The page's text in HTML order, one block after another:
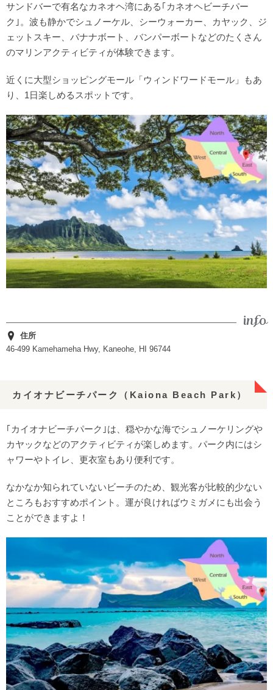
サンドバーで有名なカネオヘ湾にある｢カネオヘビーチパー
ク｣。波も静かでシュノーケル、シーウォーカー、カヤック、ジ
ェットスキー、バナナボート、バンパーボートなどのたくさん
のマリンアクティビティが体験できます。
近くに大型ショッピングモール「ウィンドワードモール」もあ
り、1日楽しめるスポットです。
住所
46-499 Kamehameha Hwy, Kaneohe, HI 96744
カイオナビーチパーク（Kaiona Beach Park）
｢カイオナビーチパーク｣は、穏やかな海でシュノーケリングや
カヤックなどのアクティビティが楽しめます。パーク内にはシ
ャワーやトイレ、更衣室もあり便利です。
なかなか知られていないビーチのため、観光客が比較的少ない
ところもおすすめポイント。運が良ければウミガメにも出会う
ことができますよ！